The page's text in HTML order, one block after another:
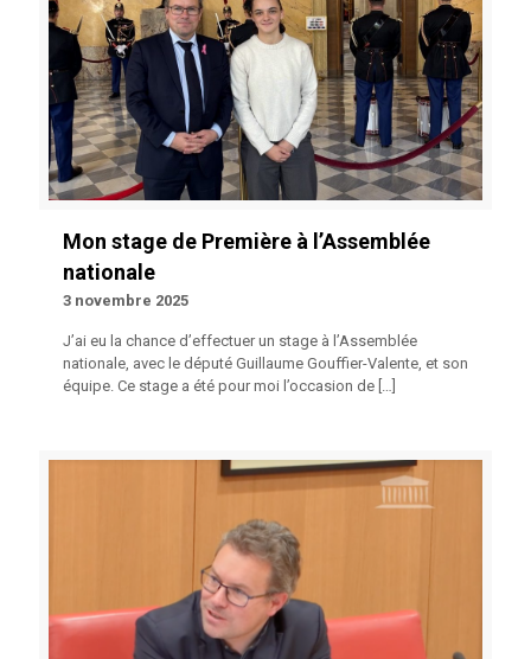
Mon stage de Première à l’Assemblée
nationale
3 novembre 2025
J’ai eu la chance d’effectuer un stage à l’Assemblée
nationale, avec le député Guillaume Gouffier-Valente, et son
équipe. Ce stage a été pour moi l’occasion de